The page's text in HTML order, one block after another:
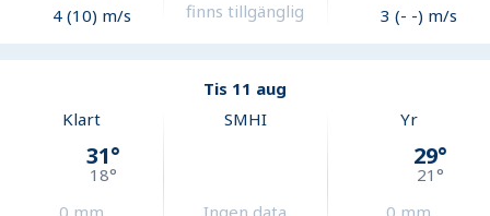
4 (10) m/s
finns tillgänglig
3 (- -) m/s
Tis 11 aug
Klart
31°
18°
SMHI Yr
29°
21°